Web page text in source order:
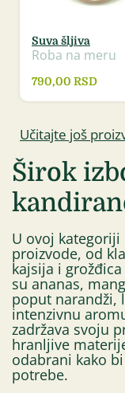
Suva šljiva
Roba na meru
790,00 RSD
Učitajte još
Širok
U ovoj
proizvode, od
kajsija i
su ananas,
poput narandži,
intenzivnu
zadržava svoju
hranljive
odabrani kako
potrebe.